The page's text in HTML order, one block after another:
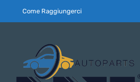
Come Raggiungerci